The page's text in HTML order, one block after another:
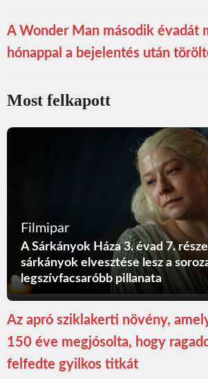
A Wonder Man második évadát
hónappal a bejelentés után
Most felkapott
Filmipar
A Sárkányok Háza 3. évad 7.
sárkányok elvesztése lesz a
legszívfacsaróbb pillanata
Az apró sziklakerti növény,
150 éve megjósolta, hogy
felfedte gyilkos titkát